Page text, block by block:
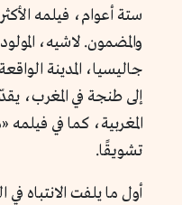
ستة أعوام، فيلمه
والمضمون. لاشيه،
جاليسيا، المدينة
إلى طنجة في المغرب،
المغربية، كما في
تشويقًا.
أول ما يلفت الانتباه